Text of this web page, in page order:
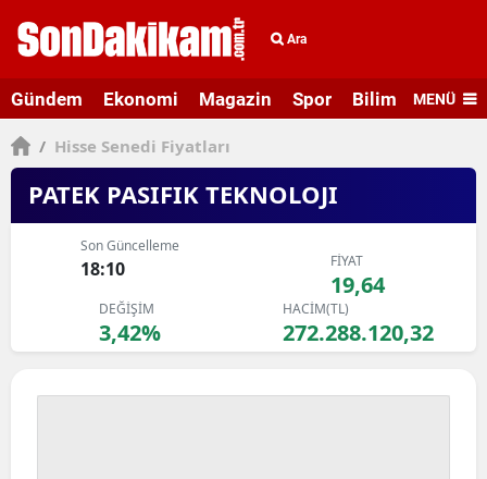
Ara
Gündem Ekonomi Magazin Spor Bilim veMENÜ
/ Hisse Senedi Fiyatları
PATEK PASIFIK TEKNOLOJI
Son Güncelleme
18:10 FİYAT
19,64
DEĞİŞİM
3,42%
HACİM(TL)
272.288.120,32